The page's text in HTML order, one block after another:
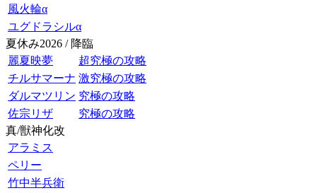
風火輪α
ユグドラシルα
夏休み2026 / 降臨
麗夏映夢
超究極の攻略
チルサマーナ 激究極の攻略
ダルマツリン 究極の攻略
佐宗リザ
究極の攻略
真/獣神化改
アラミス
ペリー
竹中半兵衛